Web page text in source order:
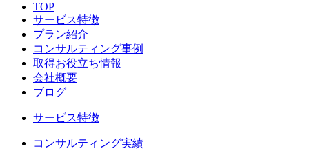
TOP
サービス特徴
プラン紹介
コンサルティング事例
取得お役立ち情報
会社概要
ブログ
サービス特徴
コンサルティング実績